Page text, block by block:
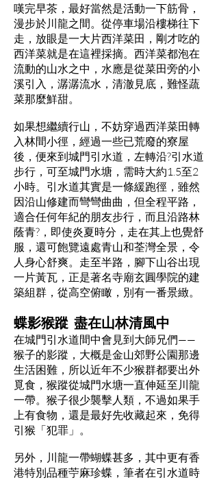
嘆完早茶，最好當然是活動一下筋骨，
漫步於川龍之間。從停車場沿樓梯往下
走，放眼是一大片西洋菜田，剛才吃的
西洋菜就是在這裡採摘。西洋菜都泡在
流動的山水之中，水應是從菜田旁的小
溪引入，潺潺流水，清澈見底，難怪蔬
菜那麼鮮甜。
如果想繼續行山，不妨穿過西洋菜田轉
入林間小徑，經過一些已荒廢的寮屋
後，便來到城門引水道，左轉沿?引水道
步行，可至城門水塘，需時大約1.5至2
小時。引水道其實是一條緩跑徑，雖然
因沿山修建而彎彎曲曲，但全程平路，
適合任何年紀的朋友步行，而且沿路林
蔭青?，即使炎夏時分，走在其上也覺舒
服，還可飽覽遠處青山和荃灣全景，令
人身心舒爽。走至半路，腳下山谷出現
一片黃瓦，正是著名寺廟玄圓學院的建
築組群，從高空俯瞰，別有一番景緻。
蝶影猴蹤 盡在山林清風中
在城門引水道間中會見到大師兄們——
猴子的影蹤，大概是金山郊野公園那邊
生活困難，所以近年不少猴群都要出外
覓食，猴蹤從城門水塘一直伸延至川龍
一帶。猴子很少襲擊人類，不過如果手
上有食物，還是最好先收藏起來，免得
引猴「犯罪」。
另外，川龍一帶蝴蝶甚多，其中更有香
港特別品種苧麻珍蝶，筆者在引水道時